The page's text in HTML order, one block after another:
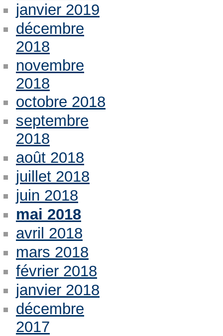
janvier 2019
décembre
2018
novembre
2018
octobre 2018
septembre
2018
août 2018
juillet 2018
juin 2018
mai 2018
avril 2018
mars 2018
février 2018
janvier 2018
décembre
2017